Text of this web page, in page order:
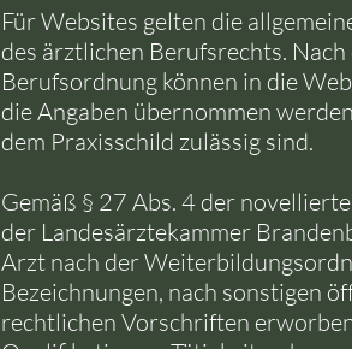
Für Websites gelten die
des ärztlichen Berufsrechts. Nach
Berufsordnung können in die
die Angaben übernommen
dem Praxisschild zulässig sind.
Gemäß § 27 Abs. 4 der
der Landesärztekammer
Arzt nach der
Bezeichnungen, nach sonstigen
rechtlichen Vorschriften